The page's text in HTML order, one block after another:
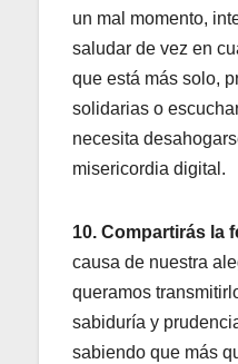
un mal momento,
saludar de vez en
que está más solo,
solidarias o
necesita
misericordia digital.
10. Compartirás la
causa de nuestra
queramos
sabiduría y
sabiendo que más